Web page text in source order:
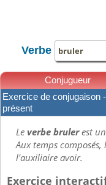
Verbe
Conjugueur
Leçons
Exercice de conjugaison
présent
Leverbe brulerest
Aux temps composés,
l'auxiliaire avoir.
Exercice